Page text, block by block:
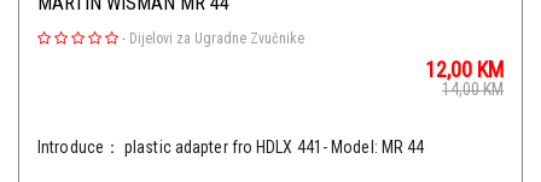
- Dijelovi za Ugradne Zvučnike
12,00 KM
14,00KM
Introduce： plastic adapter fro HDLX 441- Model: MR 44